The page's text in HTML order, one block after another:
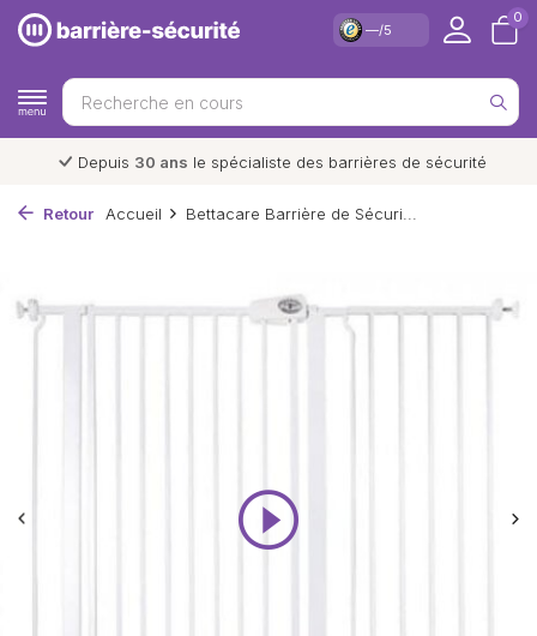
—/5
0
Livraison et retourgratuits*
Retour Accueil Bettacare Barrière de Sécuri...